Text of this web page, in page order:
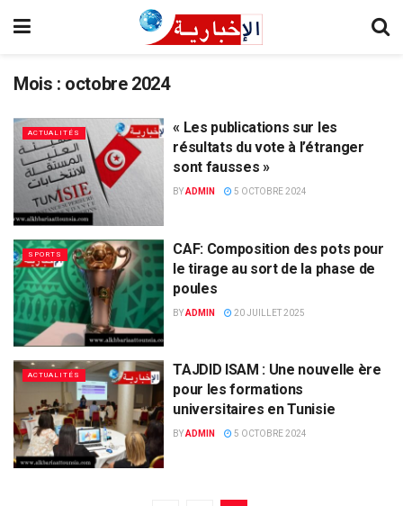
Mois : octobre 2024
ACTUALITÉS
« Les publications sur les
résultats du vote à l’étranger
sont fausses »
BYADMIN 5 OCTOBRE 2024
SPORTS
CAF: Composition des pots pour
le tirage au sort de la phase de
poules
BYADMIN 20 JUILLET 2025
ACTUALITÉS
TAJDID ISAM : Une nouvelle ère
pour les formations
universitaires en Tunisie
BYADMIN 5 OCTOBRE 2024